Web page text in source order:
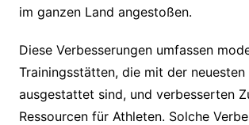
im ganzen Land angestoßen.
Diese Verbesserungen umfassen
Trainingsstätten, die mit der
ausgestattet sind, und verbesserten
Ressourcen für Athleten. Solche